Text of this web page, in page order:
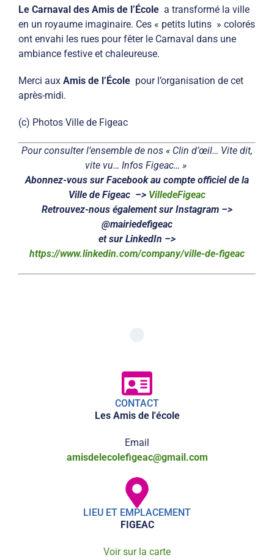
Le Carnaval des Amis de l’École a transformé la ville
en un royaume imaginaire. Ces « petits lutins » colorés
ont envahi les rues pour fêter le Carnaval dans une
ambiance festive et chaleureuse.
Merci aux Amis de l’École pour l’organisation de cet
après-midi.
(c) Photos Ville de Figeac
Pour consulter l’ensemble de nos « Clin d’œil… Vite dit,
vite vu… Infos Figeac… »
Abonnez-vous sur Facebook au compte officiel de la
Ville de Figeac –> VilledeFigeac
Retrouvez-nous également sur Instagram –>
@mairiedefigeac
et sur LinkedIn –>
https://www.linkedin.com/company/ville-de-figeac
CONTACT
Les Amis de l'école
Email
amisdelecolefigeac@gmail.com
LIEU ET EMPLACEMENT
FIGEAC
Voir sur la carte